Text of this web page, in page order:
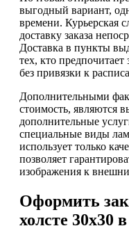
выгодный вариант,
времени. Курьерская
доставку заказа
Доставка в пункты
тех, кто предпочитает
без привязки к
Дополнительными
стоимость, являются
дополнительные
специальные виды
использует только
позволяет
изображения к
Оформить
холсте 30х30